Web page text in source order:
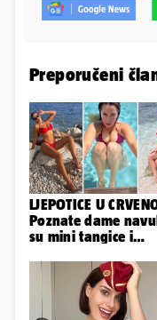
Preporučeni
LJEPOTICE U
Poznate dame
su mini tangice i
obline